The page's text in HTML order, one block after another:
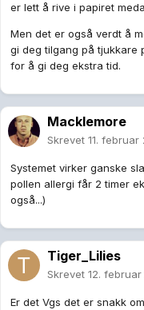
er lett å rive i papiret
Men det er også verdt å
gi deg tilgang på tjukkare
for å gi deg ekstra tid.
Macklemore
Skrevet 11. februar
Systemet virker ganske
pollen allergi får 2 timer
også...)
Tiger_Lilies
Skrevet 12. februar
Er det Vgs det er snakk